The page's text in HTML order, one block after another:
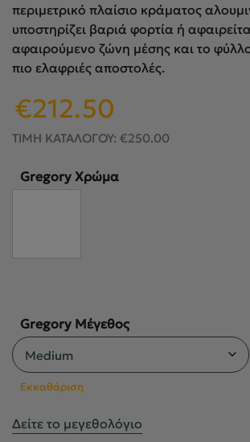
περιμετρικό πλαίσιο κράματος
υποστηρίζει βαριά φορτία ή
αφαιρούμενο ζώνη μέσης και το
πιο ελαφριές αποστολές.
Original
price
was:
€212.50
τιμή
€212.50.
ΤΙΜΗ ΚΑΤΑΛΟΓΟΥ: €250.00
Gregory Χρώμα
Gregory Μέγεθος
Εκκαθάριση
Δείτε το μεγεθολόγιο